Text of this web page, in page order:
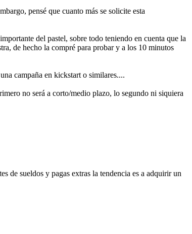
pensé que cuanto más se solicite esta
del pastel, sobre todo teniendo en cuenta que la
de hecho la compré para probar y a los 10 minutos
campaña en kickstart o similares....
no será a corto/medio plazo, lo segundo ni siquiera
de sueldos y pagas extras la tendencia es a adquirir un